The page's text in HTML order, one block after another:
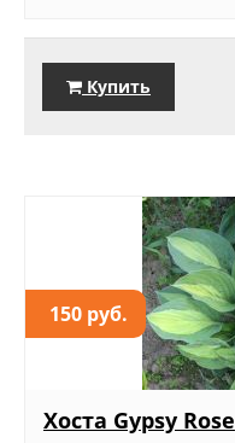
Купить
150 руб.
Хоста Gypsy Rose